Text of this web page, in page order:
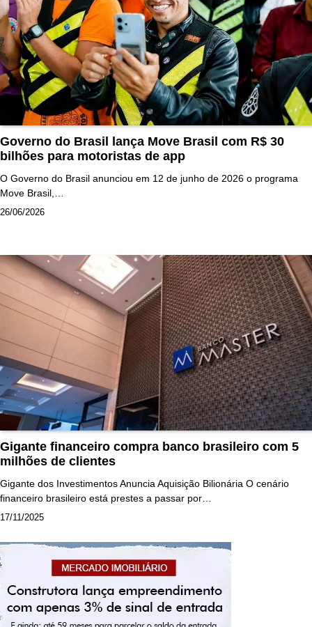
Governo do Brasil lança Move Brasil com R$ 30
bilhões para motoristas de app
O Governo do Brasil anunciou em 12 de junho de 2026 o programa
Move Brasil,…
26/06/2026
Gigante financeiro compra banco brasileiro com 5
milhões de clientes
Gigante dos Investimentos Anuncia Aquisição Bilionária O cenário
financeiro brasileiro está prestes a passar por…
17/11/2025